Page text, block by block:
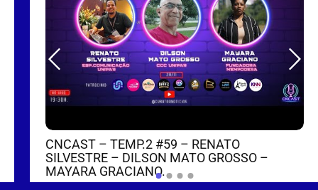
CNCAST – TEMP.2 #59 – RENATO
SILVESTRE – DILSON MATO GROSSO –
MAYARA GRACIANO.